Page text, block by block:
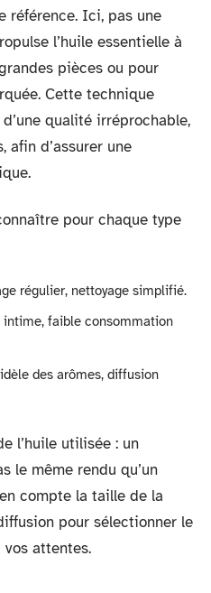
référence. Ici, pas une
l’huile essentielle à
pièces ou pour
Cette technique
qualité irréprochable,
afin d’assurer une
pour chaque type
régulier, nettoyage simplifié.
faible consommation
des arômes, diffusion
l’huile utilisée : un
le même rendu qu’un
compte la taille de la
pour sélectionner le
attentes.